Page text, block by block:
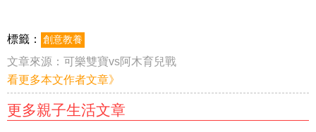
標籤： 創意教養
文章來源： 可樂雙寶vs阿木育兒戰
看更多本文作者文章》
更多親子生活文章